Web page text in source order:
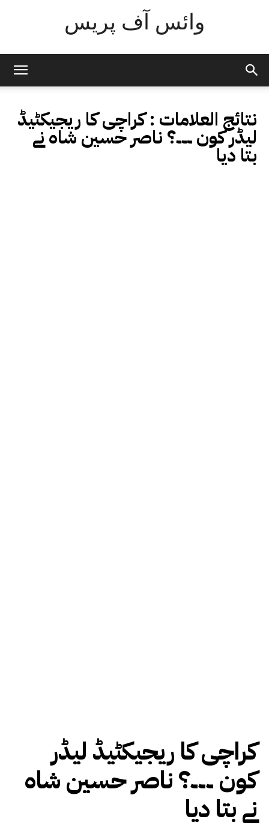
وائس آف پریس
نتائج العلامات :کراچی کا ریجیکٹیڈ
لیڈر کون ۔۔۔؟ ناصر حسین شاہ نے
بتا دیا
کراچی کا ریجیکٹیڈ لیڈر
کون ۔۔۔؟ ناصر حسین شاہ
نے بتا دیا